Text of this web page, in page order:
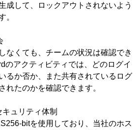
成して、ロックアウトされないよう
。
なくても、チームの状況は確認でき
のアクティビティでは、どのログイ
るか否か、また共有されているログ
れたのかを確認できます。
ュリティ体制
bitを使用しており、当社のホス